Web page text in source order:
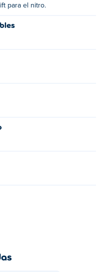
por Blue Axis. Este es su
para el nitro.